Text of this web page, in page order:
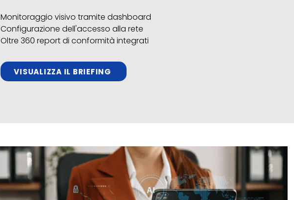
Monitoraggio visivo tramite dashboard
Configurazione dell'accesso alla rete
Oltre 360 ​​reportdi conformità integrati
VISUALIZZA IL BRIEFING